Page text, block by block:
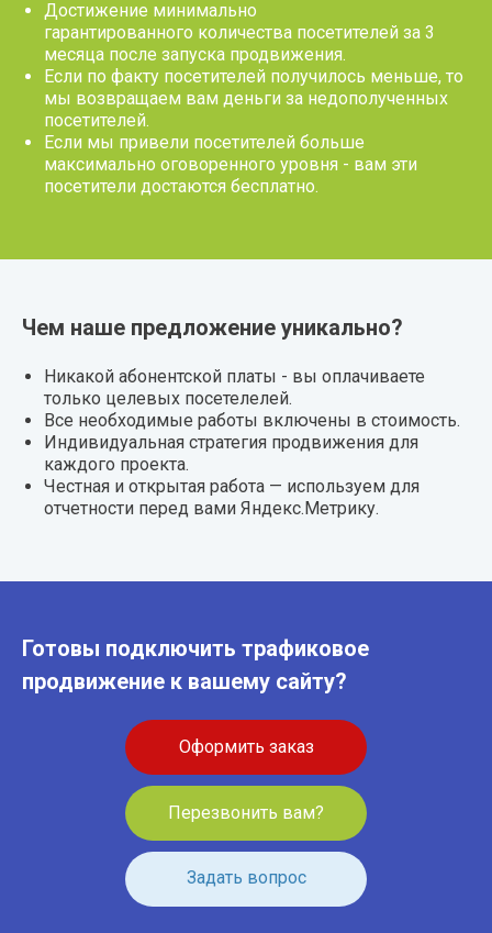
Достижение минимально
гарантированного количества посетителей за 3
месяца после запуска продвижения.
Если по факту посетителей получилось меньше, то
мы возвращаем вам деньги за недополученных
посетителей.
Если мы привели посетителей больше
максимально оговоренного уровня - вам эти
посетители достаются бесплатно.
Чем наше предложение уникально?
Никакой абонентской платы - вы оплачиваете
только целевых посетелелей.
Все необходимые работы включены в стоимость.
Индивидуальная стратегия продвижения для
каждого проекта.
Честная и открытая работа — используем для
отчетности перед вами Яндекс.Метрику.
Готовы подключить трафиковое
продвижение к вашему сайту?
Оформить заказ
Перезвонить вам?
Задать вопрос